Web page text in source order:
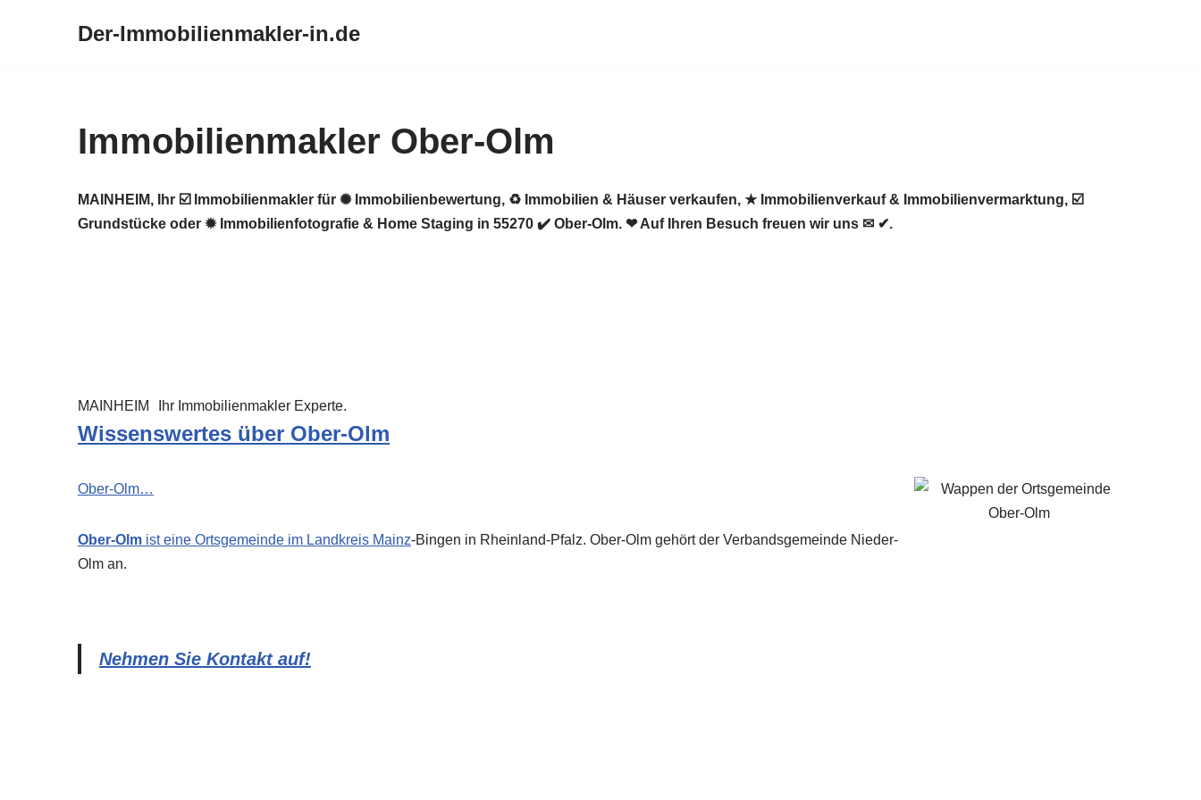
Der-Immobilienmakler-in.de
Immobilienmakler Ober-Olm
MAINHEIM, Ihr ☑️ Immobilienmakler für ✺ Immobilienbewertung, ♻ Immobilien & Häuser verkaufen, ★ Immobilienverkauf & Immobilienvermarktung, ☑️
Grundstücke oder ✹ Immobilienfotografie & Home Staging in 55270 ✔️ Ober-Olm. ❤ Auf Ihren Besuch freuen wir uns ✉ ✔.
MAINHEIM Ihr Immobilienmakler Experte.
Wissenswertes über Ober-Olm
Ober-Olm…
Ober-Olm ist eine Ortsgemeinde im Landkreis Mainz-Bingen in Rheinland-Pfalz. Ober-Olm gehört der Verbandsgemeinde Nieder-
Olm an.
Nehmen Sie Kontakt auf!